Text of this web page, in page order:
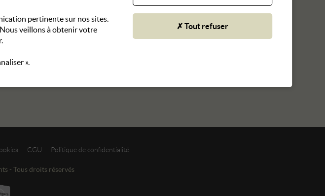
CGU Politique de confidentialité
- Tous droits réservés
pertinente sur nos sites.
veillons à obtenir votre
».
✗ Tout refuser